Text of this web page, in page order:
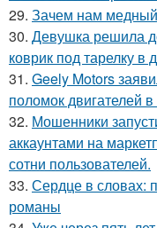
29. Зачем нам
30. Девушка решила
коврик под тарелку в
31. Geely Motors
поломок двигателей
32. Мошенники
аккаунтами на
сотни пользователей.
33. Сердце в словах:
романы